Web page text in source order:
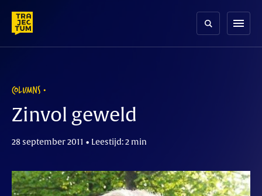
content
menu
COLUMNS
Zinvol geweld
28 september 2011 • Leestijd: 2 min